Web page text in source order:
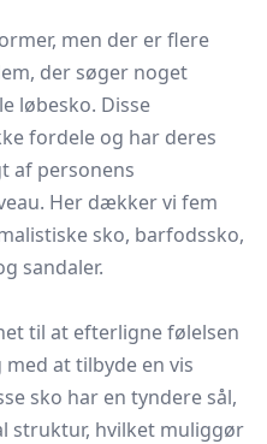
men der er flere
der søger noget
løbesko. Disse
fordele og har deres
af personens
Her dækker vi fem
sko, barfodssko,
sandaler.
til at efterligne følelsen
at tilbyde en vis
sko har en tyndere sål,
struktur, hvilket muliggør